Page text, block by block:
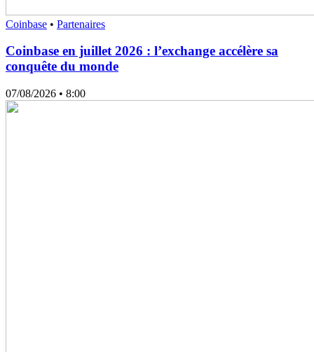
Coinbase • Partenaires
Coinbase en juillet 2026 : l’exchange accélère sa
conquête du monde
07/08/2026 • 8:00